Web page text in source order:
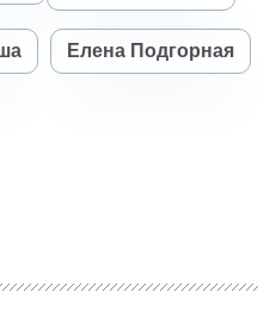
Елена Подгорная